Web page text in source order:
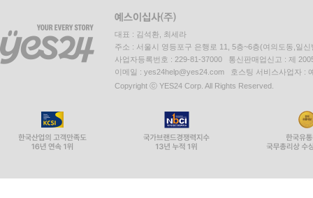
대표 : 김석환, 최세라
주소 : 서울시 영등포구 은행로 11, 5층~6층(여의도동,일신
사업자등록번호 : 229-81-37000 통신판매업신고 : 제
이메일 : yes24help@yes24.com 호스팅 서비스사업자 :
Copyright ⓒ YES24 Corp. All Rights Reserved.